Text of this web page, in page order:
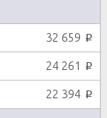
32 659 p
24 261 p
22 394 p